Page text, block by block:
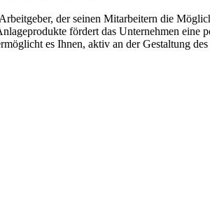
der seinen Mitarbeitern die
fördert das Unternehmen
es Ihnen, aktiv an der Gestaltung